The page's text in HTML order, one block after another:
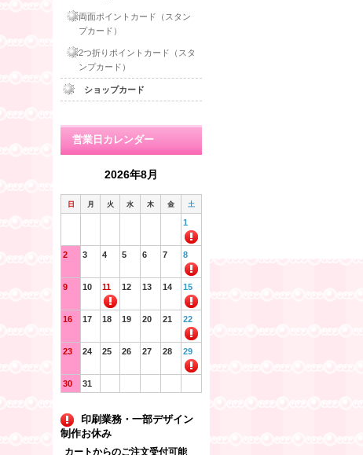
両面ポイントカード（スタン
プカード）
2つ折りポイントカード（スタ
ンプカード）
ショップカード
営業日カレンダー
2026年8月
日 月 火 水 木 金 土
1
2 3 4 5 6 7 8
9 10 11 12 13 14 15
16 17 18 19 20 21 22
23 24 25 26 27 28 29
30 31
印刷業務・一部デザイン
制作お休み
カートからのご注文受付可能